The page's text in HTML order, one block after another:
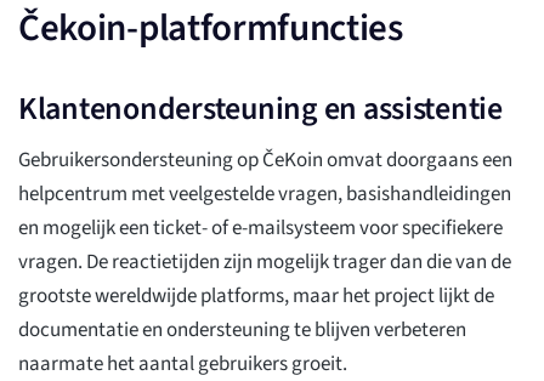
Čekoin-platformfuncties
Klantenondersteuning en assistentie
Gebruikersondersteuning op ČeKoin omvat doorgaans een
helpcentrum met veelgestelde vragen, basishandleidingen
en mogelijk een ticket- of e-mailsysteem voor specifiekere
vragen. De reactietijden zijn mogelijk trager dan die van de
grootste wereldwijde platforms, maar het project lijkt de
documentatie en ondersteuning te blijven verbeteren
naarmate het aantal gebruikers groeit.